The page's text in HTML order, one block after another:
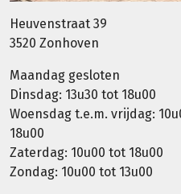
Heuvenstraat 39
3520 Zonhoven
Maandag gesloten
Dinsdag: 13u30 tot 18u00
Woensdag t.e.m. vrijdag:
18u00
Zaterdag: 10u00 tot 18u00
Zondag: 10u00 tot 13u00